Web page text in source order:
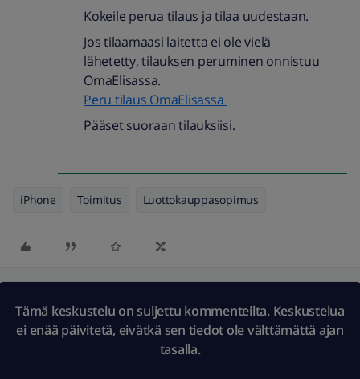
Kokeile perua tilaus ja tilaa uudestaan.
Jos tilaamaasi laitetta ei ole vielä
lähetetty, tilauksen peruminen onnistuu
OmaElisassa.
Peru tilaus OmaElisassa
Pääset suoraan tilauksiisi.
iPhone Toimitus Luottokauppasopimus
Tämä keskustelu on suljettu kommenteilta. Keskustelua
ei enää päivitetä, eivätkä sen tiedot ole välttämättä ajan
tasalla.